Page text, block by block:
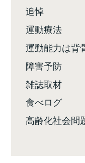
追悼
運動療法
運動能力は背
障害予防
雑誌取材
食べログ
高齢化社会問